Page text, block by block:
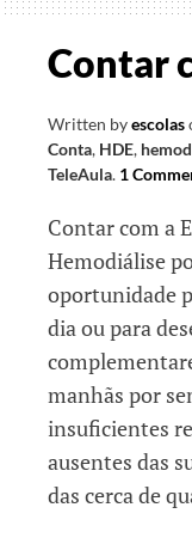
Contar
Written byescolas
Conta, HDE,
TeleAula. 1
Contar com a
Hemodiálise
oportunidade
dia ou para
manhãs por
insuficientes
ausentes das
das cerca de